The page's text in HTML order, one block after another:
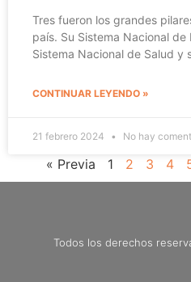
Tres fueron los grandes
país. Su Sistema Nacional de
Sistema Nacional de Salud y
CONTINUAR LEYENDO »
21 febrero 2024 No hay
« Previa 1 2 3 4
Todos los derechos